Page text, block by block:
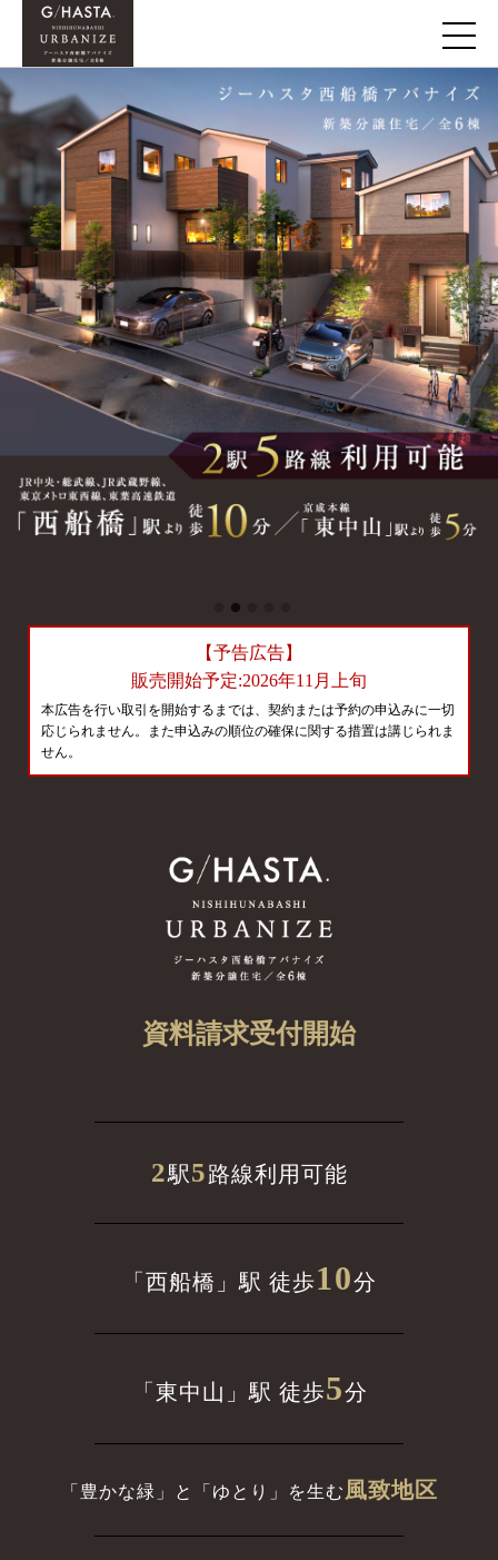
【予告広告】
販売開始予定:2026年11月上旬
本広告を行い取引を開始するまでは、契約または予約の申込みに一切
応じられません。また申込みの順位の確保に関する措置は講じられま
せん。
資料請求受付開始
2駅5路線利用可能
「西船橋」駅 徒歩10分
「東中山」駅 徒歩5分
「豊かな緑」と「ゆとり」を生む 風致地区